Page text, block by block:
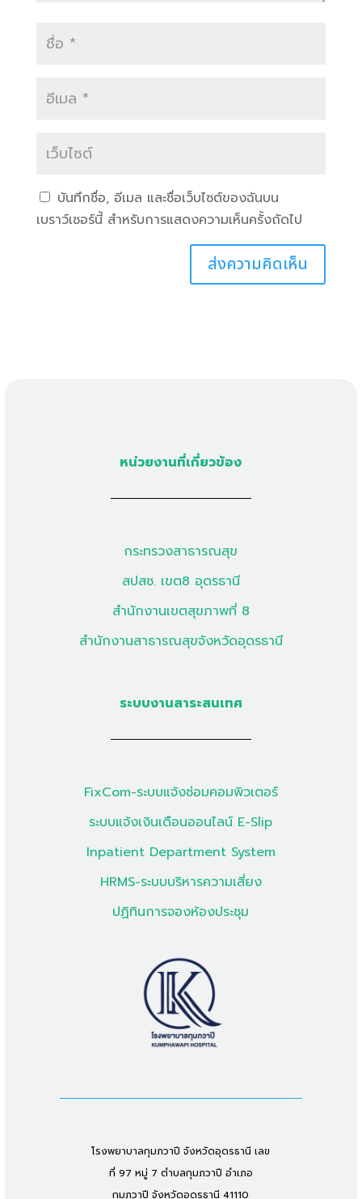
บันทึกชื่อ, อีเมล และชื่อเว็บไซต์ของฉันบน
เบราว์เซอร์นี้ สำหรับการแสดงความเห็นครั้งถัดไป
หน่วยงานที่เกี่ยวข้อง
กระทรวงสาธารณสุข
สปสช. เขต8 อุดรธานี
สำนักงานเขตสุขภาพที่ 8
สำนักงานสาธารณสุขจังหวัดอุดรธานี
ระบบงานสาระสนเทศ
FixCom-ระบบแจ้งซ่อมคอมพิวเตอร์
ระบบแจ้งเงินเดือนออนไลน์ E-Slip
Inpatient Department System
HRMS-ระบบบริหารความเสี่ยง
ปฏิทินการจองห้องประชุม
โรงพยาบาลกุมภวาปี จังหวัดอุดรธานี เลข
ที่ 97 หมู่ 7 ตำบลกุมภวาปี อำเภอ
กุมภวาปี จังหวัดอุดรธานี 41110